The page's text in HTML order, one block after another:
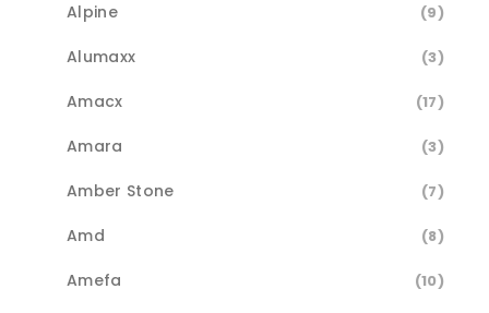
Alpine (9)
Alumaxx (3)
Amacx (17)
Amara (3)
Amber Stone (7)
Amd (8)
Amefa (10)